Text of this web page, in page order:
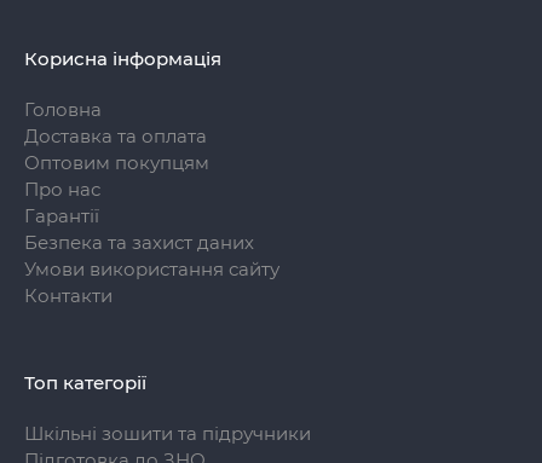
Корисна інформація
Головна
Доставка та оплата
Оптовим покупцям
Про нас
Гарантії
Безпека та захист даних
Умови використання сайту
Контакти
Топ категорії
Шкільні зошити та підручники